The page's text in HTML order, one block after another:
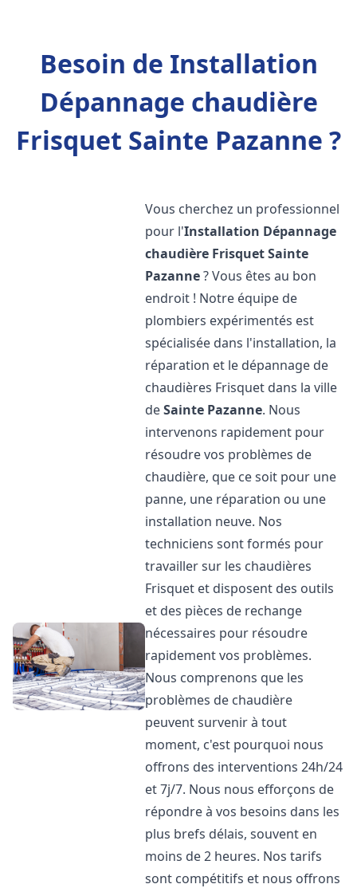
Besoin de Installation
Dépannage chaudière
Frisquet Sainte Pazanne ?
Vous cherchez un professionnel
pour l'Installation Dépannage
chaudière FrisquetSainte
Pazanne? Vous êtes au bon
endroit ! Notre équipe de
plombiers expérimentés est
spécialisée dans l'installation, la
réparation et le dépannage de
chaudières Frisquet dans la ville
deSainte Pazanne. Nous
intervenons rapidement pour
résoudre vos problèmes de
chaudière, que ce soit pour une
panne, une réparation ou une
installation neuve. Nos
techniciens sont formés pour
travailler sur les chaudières
Frisquet et disposent des outils
et des pièces de rechange
nécessaires pour résoudre
rapidement vos problèmes.
Nous comprenons que les
problèmes de chaudière
peuvent survenir à tout
moment, c'est pourquoi nous
offrons des interventions 24h/24
et 7j/7. Nous nous efforçons de
répondre à vos besoins dans les
plus brefs délais, souvent en
moins de 2 heures. Nos tarifs
sont compétitifs et nous offrons